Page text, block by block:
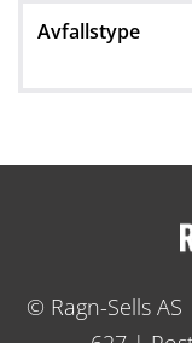
Avfallstype
© Ragn-Sells